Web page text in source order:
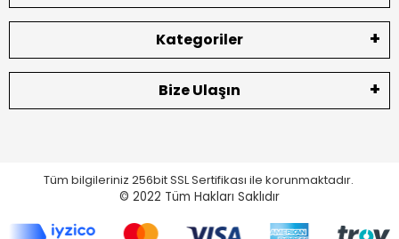
Kategoriler
Bize Ulaşın
Tüm bilgileriniz 256bit SSL Sertifikası ile korunmaktadır.
© 2022 Tüm Hakları Saklıdır